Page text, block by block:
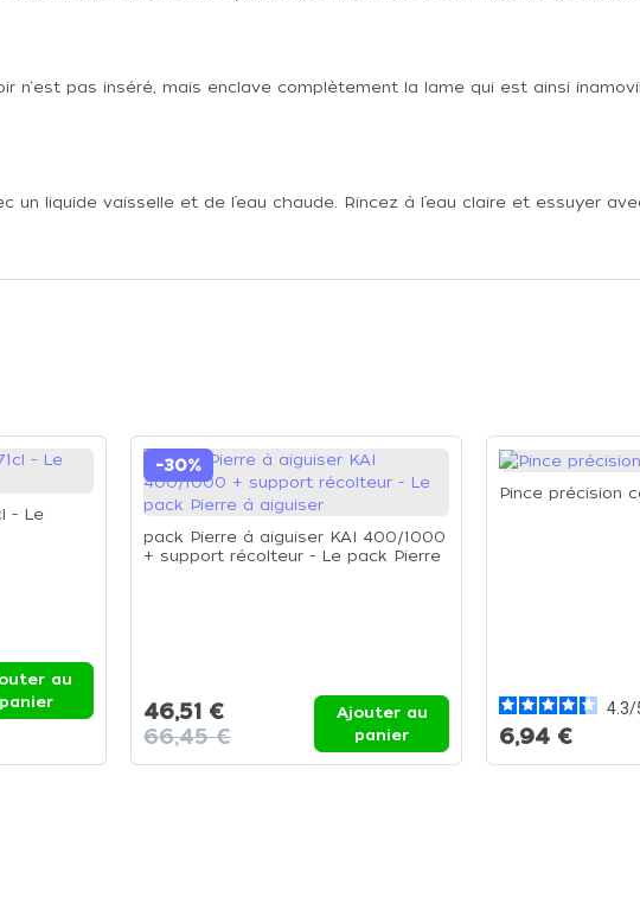
n‘est pas inséré, mais enclave complètement la lame qui est ainsi
liquide vaisselle et de l’eau chaude. Rincez à l’eau claire et essuyer
- Le
au
panier
-30%
pack Pierre à aiguiser KAI 400/1000
+ support récolteur - Le pack Pierre
46,51 €
66,45 €
Ajouter au
panier
Pince précision
4.3/
6,94 €